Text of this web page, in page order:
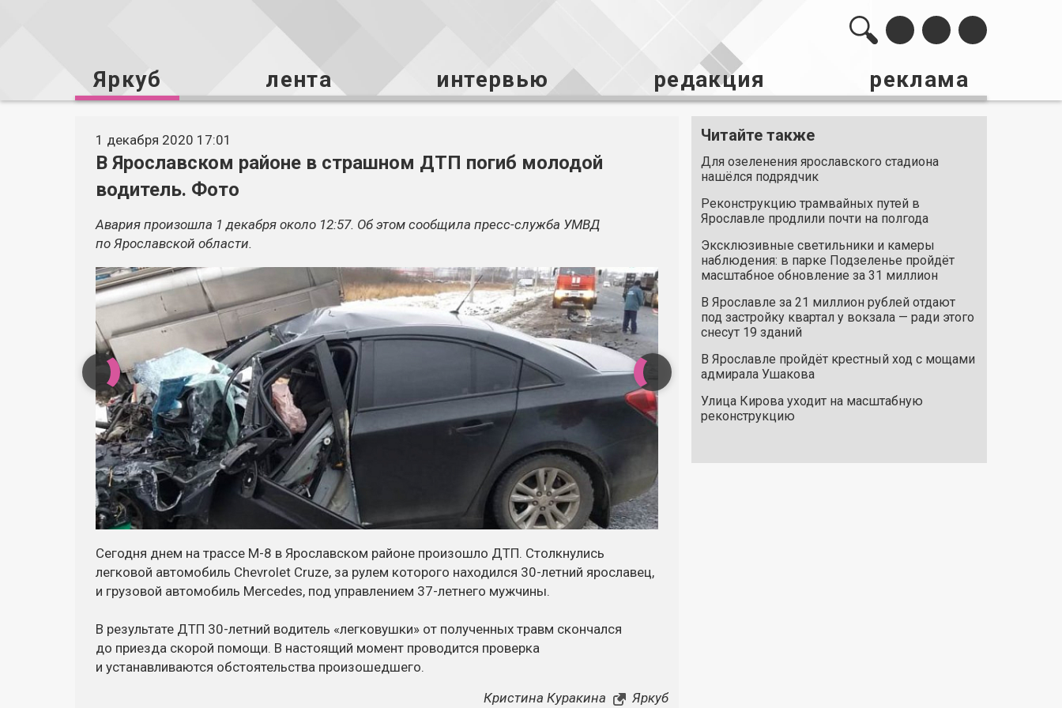
Яркуб лента интервью редакция реклама
1 декабря 2020 17:01
В Ярославском районе в страшном ДТП погиб молодой
водитель. Фото
Авария произошла 1 декабря около 12:57. Об этом сообщила пресс-служба УМВД
по Ярославской области.
Сегодня днем на трассе М-8 в Ярославском районе произошло ДТП. Столкнулись
легковой автомобиль Chevrolet Cruze, за рулем которого находился 30-летний ярославец,
и грузовой автомобиль Mercedes, под управлением 37-летнего мужчины.
В результате ДТП 30-летний водитель «легковушки» от полученных травм скончался
до приезда скорой помощи. В настоящий момент проводится проверка
и устанавливаются обстоятельства произошедшего.
Кристина Куракина
Яркуб
Читайте также
Для озеленения ярославского стадиона
нашёлся подрядчик
Реконструкцию трамвайных путей в
Ярославле продлили почти на полгода
Эксклюзивные светильники и камеры
наблюдения: в парке Подзеленье пройдёт
масштабное обновление за 31 миллион
В Ярославле за 21 миллион рублей отдают
под застройку квартал у вокзала — ради этого
снесут 19 зданий
В Ярославле пройдёт крестный ход с мощами
адмирала Ушакова
Улица Кирова уходит на масштабную
реконструкцию